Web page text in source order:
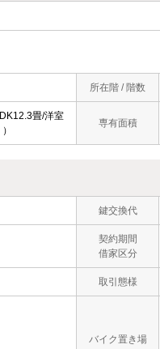
所在階 / 階数
畳/洋室
専有面積
鍵交換代
契約期間
借家区分
取引態様
バイク置き場